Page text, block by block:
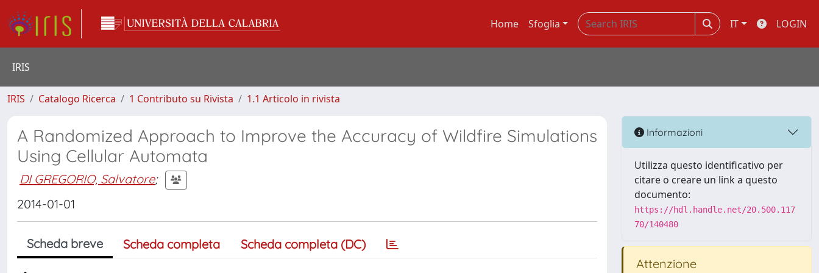
Home Sfoglia IT LOGIN
IRIS
IRIS Catalogo Ricerca 1 Contributo su Rivista 1.1 Articolo in rivista
A Randomized Approach to Improve the Accuracy of Wildfire Simulations
Using Cellular Automata
DI GREGORIO, Salvatore;
2014-01-01
Scheda breve Scheda completa Scheda completa (DC)
Informazioni
Utilizza questo identificativo per
citare o creare un link a questo
documento:
https://hdl.handle.net/20.500.117
70/140480
Attenzione